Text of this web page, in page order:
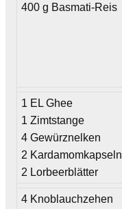
400 g Basmati-Reis
1 EL Ghee
1 Zimtstange
4 Gewürznelken
2 Kardamomkapseln
2 Lorbeerblätter
4 Knoblauchzehen